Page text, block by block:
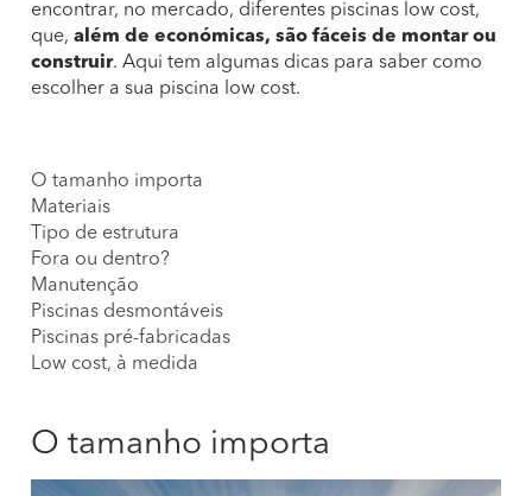
encontrar, no mercado, diferentes piscinas low cost,
que, além de económicas, são fáceis de montar ou
construir. Aqui tem algumas dicas para saber como
escolher a sua piscina low cost.
O tamanho importa
Materiais
Tipo de estrutura
Fora ou dentro?
Manutenção
Piscinas desmontáveis
Piscinas pré-fabricadas
Low cost, à medida
O tamanho importa